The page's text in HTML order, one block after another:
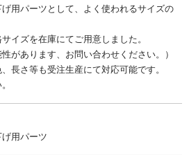
用パーツとして、よく使われるサイズの
イズを在庫にてご用意しました。
があります、お問い合わせください。）
長さ等も受注生産にて対応可能です。
用パーツ